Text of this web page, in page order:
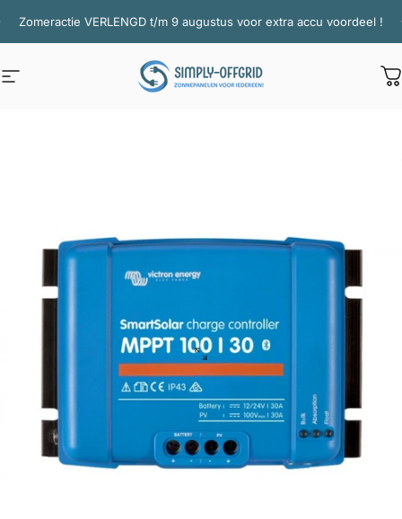
Zomeractie VERLENGD t/m 9 augustus voor extra accu voordeel !
Site navigatie Simply Offgrid